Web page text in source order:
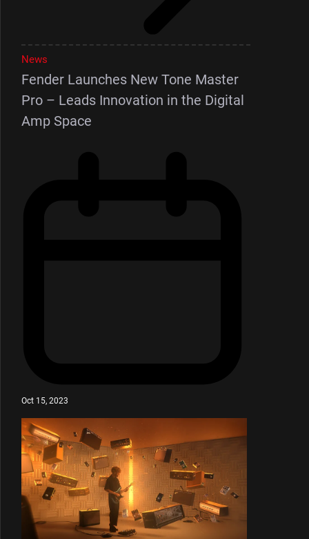
News
Fender Launches New Tone Master
Pro – Leads Innovation in the Digital
Amp Space
Oct 15, 2023